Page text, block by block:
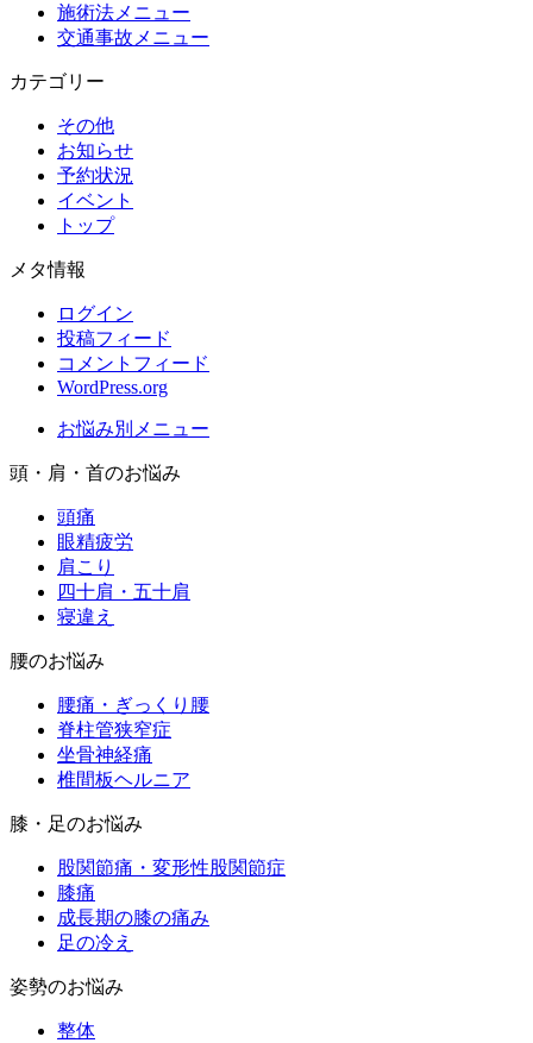
施術法メニュー
交通事故メニュー
カテゴリー
その他
お知らせ
予約状況
イベント
トップ
メタ情報
ログイン
投稿フィード
コメントフィード
WordPress.org
お悩み別メニュー
頭・肩・首のお悩み
頭痛
眼精疲労
肩こり
四十肩・五十肩
寝違え
腰のお悩み
腰痛・ぎっくり腰
脊柱管狭窄症
坐骨神経痛
椎間板ヘルニア
膝・足のお悩み
股関節痛・変形性股関節症
膝痛
成長期の膝の痛み
足の冷え
姿勢のお悩み
整体